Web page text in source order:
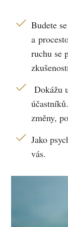
Budete
a
ruchu se
Dokážu
změny,
Jako
vás.